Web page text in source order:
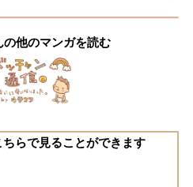
他のマンガを読む
らで見ることができます